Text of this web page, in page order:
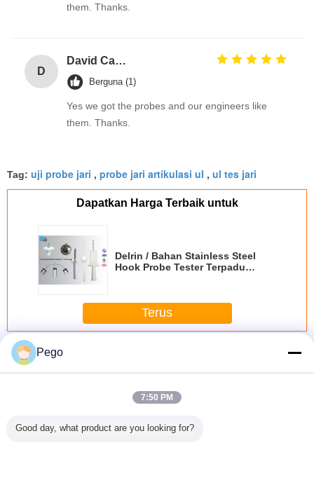
them. Thanks.
D
David Calabro
Berguna (1)
Yes we got the probes and our engineers like
them. Thanks.
Tag: uji probe jari , probe jari artikulasi ul , ul tes jari
Dapatkan Harga Terbaik untuk
Delrin / Bahan Stainless Steel
Hook Probe Tester Terpadu
Terus
LebihUji Probe Jari
New Conditon
UL507 PA100A
Pego
7:50 PM
Good day, what product are you looking for?